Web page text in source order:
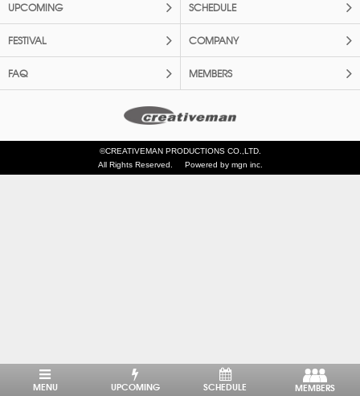
UPCOMING SCHEDULE
FESTIVAL COMPANY
FAQ MEMBERS
©CREATIVEMAN PRODUCTIONS CO.,LTD.
All Rights Reserved.
Powered by mgn inc.
MENU UPCOMING SCHEDULE MEMBERS